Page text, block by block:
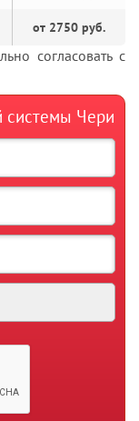
от 2750 руб.
согласовать с
системы Чери